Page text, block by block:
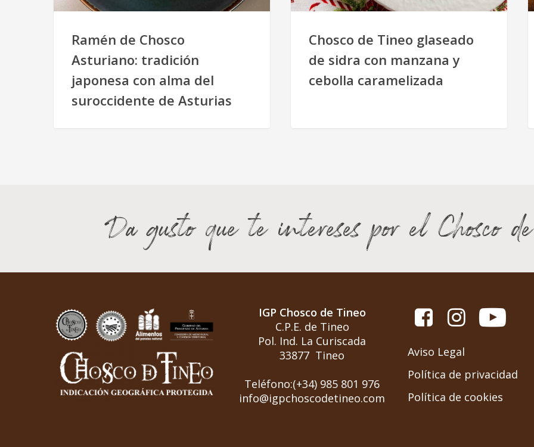
Ramén de Chosco
Asturiano: tradición
japonesa con alma del
suroccidente de Asturias
Chosco de Tineo glaseado
de sidra con manzana y
cebolla caramelizada
Da gusto que te intereses por el Chosco
IGP Chosco de Tineo
C.P.E. de Tineo
Pol. Ind. La Curiscada
33877 Tineo
Teléfono:(+34) 985 801 976
info@igpchoscodetineo.com
Aviso Legal
Política de privacidad
Política de cookies